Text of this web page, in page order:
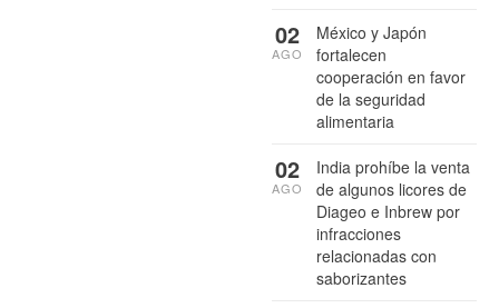
México y Japón
fortalecen
cooperación en favor
de la seguridad
alimentaria
02
AGO
India prohíbe la venta
de algunos licores de
Diageo e Inbrew por
infracciones
relacionadas con
saborizantes
02
AGO